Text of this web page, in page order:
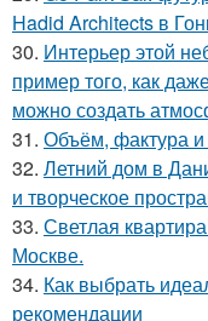
Hadid Architects в
30. Интерьер этой
пример того, как
можно создать
31. Объём, фактура и
32. Летний дом в
и творческое
33. Светлая
Москве.
34. Как выбрать
рекомендации